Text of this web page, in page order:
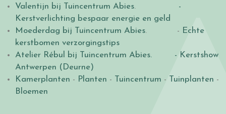
Valentijn bij Tuincentrum Abies.
-
Kerstverlichting bespaar energie en geld
Moederdag bij Tuincentrum Abies. - Echte
kerstbomen verzorgingstips
Atelier Rébul bij Tuincentrum Abies.
- Kerstshow
Antwerpen (Deurne)
Kamerplanten - Planten - Tuincentrum - Tuinplanten -
Bloemen